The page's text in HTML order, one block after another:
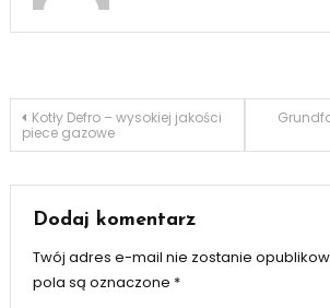
Nawigacja
Kotły Defro – wysokiej jakości
piece gazowe
Dodaj komentarz
Twój adres e-mail nie zostanie
pola są oznaczone *